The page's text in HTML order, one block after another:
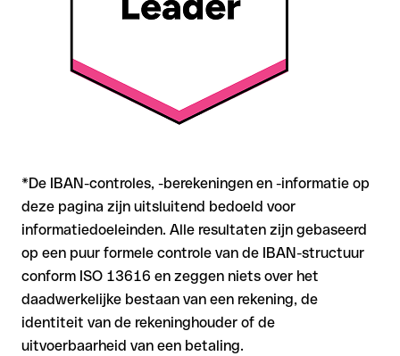
grotere bedragen of nieuwe zakenrelaties is deze
*De IBAN-controles, -berekeningen en -informatie op
deze pagina zijn uitsluitend bedoeld voor
informatiedoeleinden. Alle resultaten zijn gebaseerd
op een puur formele controle van de IBAN-structuur
conform ISO 13616 en zeggen niets over het
daadwerkelijke bestaan van een rekening, de
identiteit van de rekeninghouder of de
uitvoerbaarheid van een betaling.